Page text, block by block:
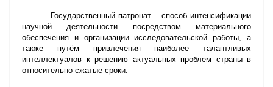
Государственный патронат – способ интенсификации
научной деятельности посредством материального
обеспечения и организации исследовательской работы, а
также путём привлечения наиболее талантливых
интеллектуалов к решению актуальных проблем страны в
относительно сжатые сроки.